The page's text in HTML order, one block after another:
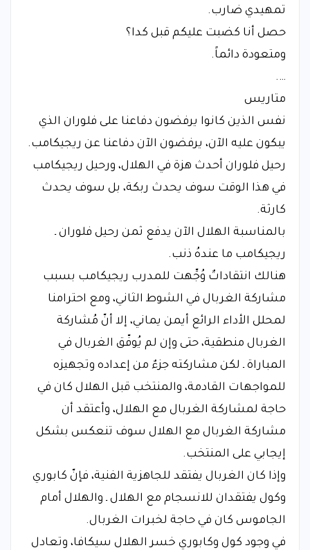
تمهيدي ضارب.
حصل أنا كضبت عليكم قبل كدا؟
ومتعودة دائماً.
….
متاريس
نفس الذين كانوا يرفضون دفاعنا على فلوران الذي
يبكون عليه الآن، يرفضون الآن دفاعنا عن ريجيكامب.
رحيل فلوران أحدث هزة في الهلال، ورحيل ريجيكامب
في هذا الوقت سوف يحدث ربكة، بل سوف يحدث
كارثة.
بالمناسبة الهلال الآن يدفع ثمن رحيل فلوران ـ
ريجيكامب ما عندهُ ذنب.
هنالك انتقاداتٌ وُجِّهت للمدرب ريجيكامب بسبب
مشاركة الغربال في الشوط الثاني، ومع احترامنا
لمحلل الأداء الرائع أيمن يماني، إلا أنّ مُشاركة
الغربال منطقية، حتى وإن لم يُوفّق الغربال في
المباراة ـ لكن مشاركته جزءٌ من إعداده وتجهيزه
للمواجهات القادمة، والمنتخب قبل الهلال كان في
حاجة لمشاركة الغربال مع الهلال، وأعتقد أن
مشاركة الغربال مع الهلال سوف تنعكس بشكل
إيجابي على المنتخب.
وإذا كان الغربال يفتقد للجاهزية الفنية، فإنّ كابوري
وكول يفتقدان للانسجام مع الهلال ـ والهلال أمام
الجاموس كان في حاجة لخبرات الغربال.
في وجود كول وكابوري خسر الهلال سيكافا، وتعادل